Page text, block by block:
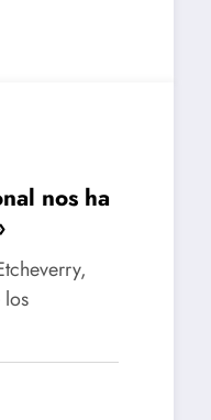
nos ha